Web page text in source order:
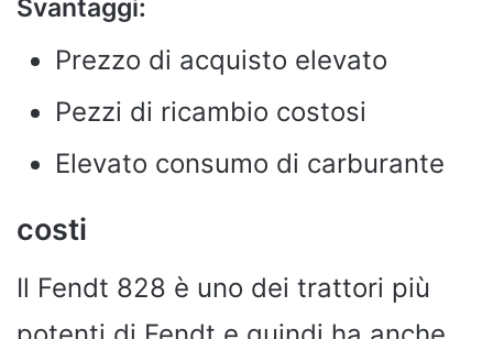
Svantaggi:
Prezzo di acquisto elevato
Pezzi di ricambio costosi
Elevato consumo di carburante
costi
Il Fendt 828 è uno dei trattori più